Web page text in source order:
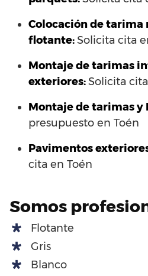
Colocación de tarima
flotante:Solicita cita
Montaje de tarimas
exteriores:Solicita
Montaje de tarimas y
presupuesto en Toén
Pavimentos
cita en Toén
Somos
Flotante
Gris
Blanco